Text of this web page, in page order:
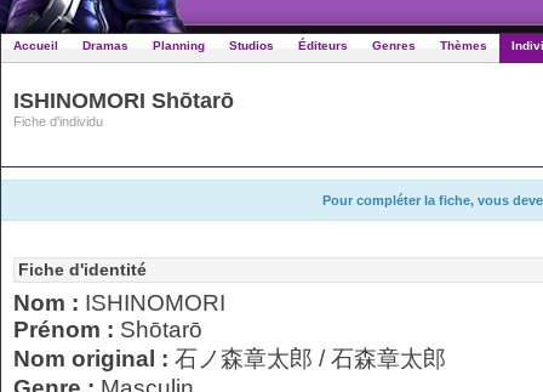
Accueil Dramas Planning Studios Éditeurs Genres Thèmes
ISHINOMORI Shōtarō
Fiche d'individu
Pour compléter la fiche, vous
Fiche d'identité
Nom : ISHINOMORI
Prénom : Shōtarō
Nom original : 石ノ森章太郎 / 石森章太郎